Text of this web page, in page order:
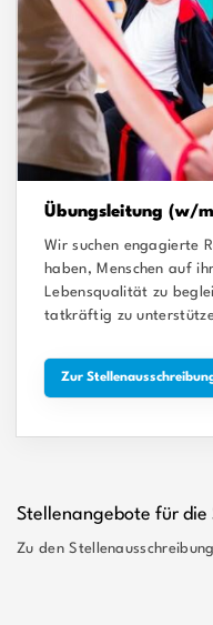
Übungsleitung (w/
Wir suchen engagierte
haben, Menschen auf
Lebensqualität zu
tatkräftig zu
Zur
Stellenangebote für die
Zu den